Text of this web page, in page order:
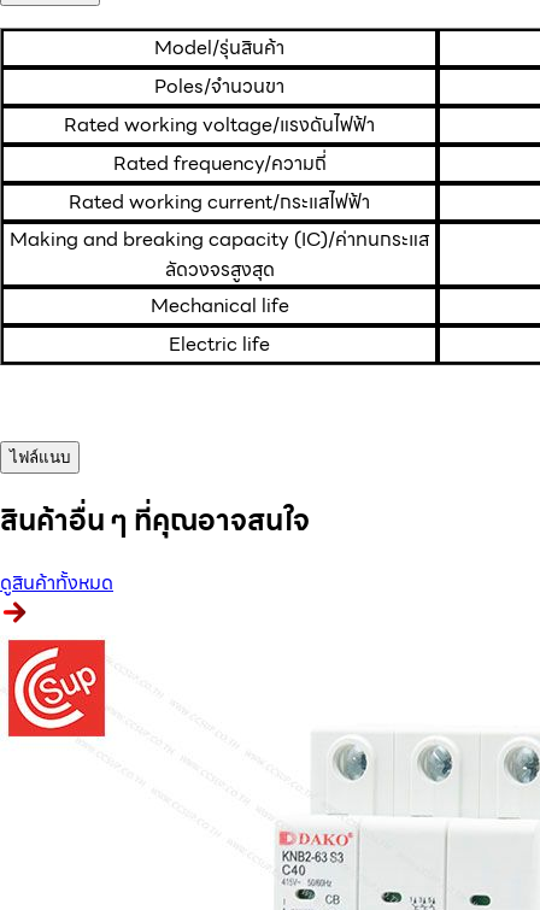
Model/รุ่นสินค้า
Poles/จำนวนขา
Rated working voltage/แรงดันไฟฟ้า
Rated frequency/ความถี่
Rated working current/กระแสไฟฟ้า
Making and breaking capacity (IC)/ค่าทนกระแส
ลัดวงจรสูงสุด
Mechanical life
Electric life
ไฟล์แนบ
สินค้าอื่น ๆ ที่คุณอาจสนใจ
ดูสินค้าทั้งหมด